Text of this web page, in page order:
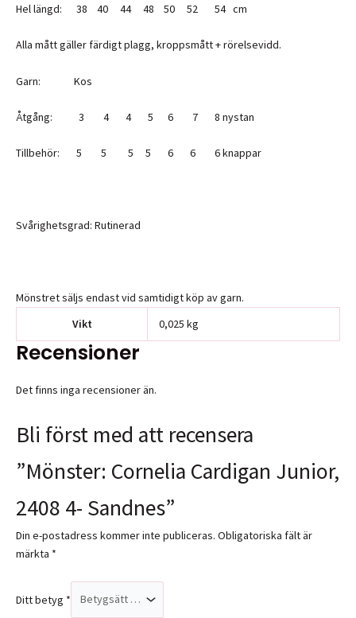
Hel längd: 38 40 44 48 50 52 54 cm
Alla mått gäller färdigt plagg, kroppsmått + rörelsevidd.
Garn: Kos
Åtgång: 3 4 4 5 6 7 8 nystan
Tillbehör: 5 5 5 5 6 6 6 knappar
Svårighetsgrad: Rutinerad
Mönstret säljs endast vid samtidigt köp av garn.
Vikt
0,025 kg
Recensioner
Det finns inga recensioner än.
Bli först med att recensera
”Mönster: Cornelia Cardigan Junior,
2408 4- Sandnes”
Din e-postadress kommer inte publiceras. Obligatoriska fält är
märkta *
Ditt betyg *